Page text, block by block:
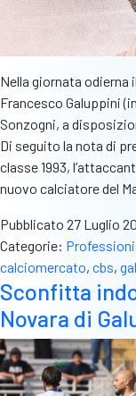
Nella giornata
Francesco Galuppini
Sonzogni, a
Di seguito la nota di
classe 1993,
nuovo calciatore del
Pubblicato 27 Luglio
Categorie:
calciomercato, cbs,
Sconfitta
Novara di